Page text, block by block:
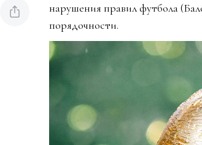
нарушения правил футбола
порядочности.